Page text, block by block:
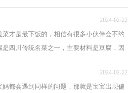
，今天小编为大...
2024-02-22
才是最下饭的，相信有很多小伙伴会不约
四川传统名菜之一，主要材料是豆腐，因
备受人们喜爱，平...
2024-02-22
都会遇到同样的问题，那就是宝宝出现偏